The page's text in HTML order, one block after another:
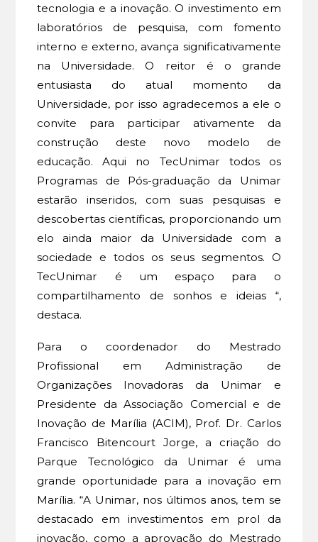
tecnologia e a inovação. O investimento em
laboratórios de pesquisa, com fomento
interno e externo, avança significativamente
na Universidade. O reitor é o grande
entusiasta do atual momento da
Universidade, por isso agradecemos a ele o
convite para participar ativamente da
construção deste novo modelo de
educação. Aqui no TecUnimar todos os
Programas de Pós-graduação da Unimar
estarão inseridos, com suas pesquisas e
descobertas científicas, proporcionando um
elo ainda maior da Universidade com a
sociedade e todos os seus segmentos. O
TecUnimar é um espaço para o
compartilhamento de sonhos e ideias “,
destaca.
Para o coordenador do Mestrado
Profissional em Administração de
Organizações Inovadoras da Unimar e
Presidente da Associação Comercial e de
Inovação de Marília (ACIM), Prof. Dr. Carlos
Francisco Bitencourt Jorge, a criação do
Parque Tecnológico da Unimar é uma
grande oportunidade para a inovação em
Marília. “A Unimar, nos últimos anos, tem se
destacado em investimentos em prol da
inovação, como a aprovação do Mestrado